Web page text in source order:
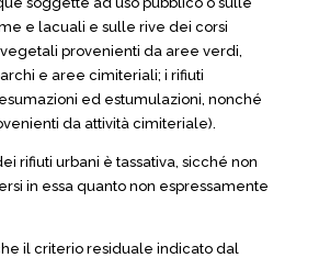
e lacuali e sulle rive dei corsi
vegetali provenienti da aree verdi,
e aree cimiteriali; i rifiuti
ed estumulazioni, nonché
da attività cimiteriale).
rifiuti urbani è tassativa, sicché non
in essa quanto non espressamente
il criterio residuale indicato dal